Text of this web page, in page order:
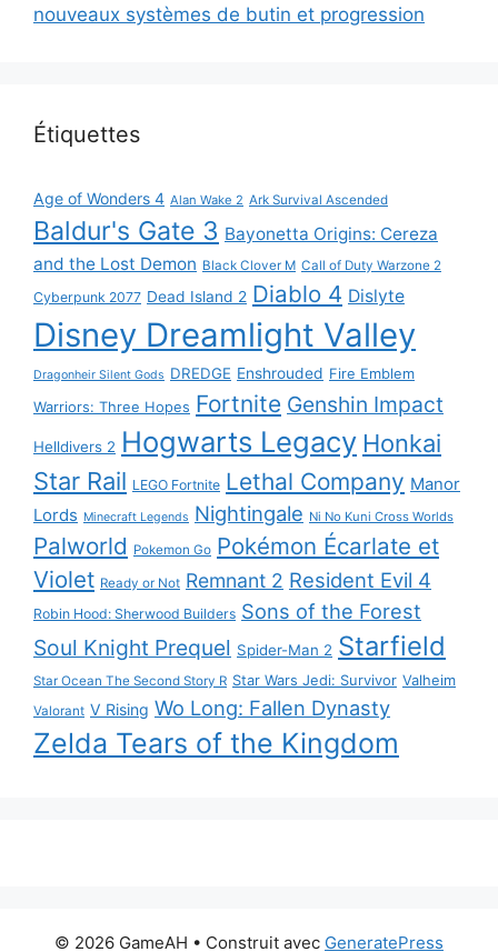
nouveaux systèmes de butin et progression
Étiquettes
Age of Wonders 4 Alan Wake 2 Ark Survival Ascended
Baldur's Gate 3 Bayonetta Origins: Cereza
and the Lost Demon Black Clover M Call of Duty Warzone 2
Cyberpunk 2077 Dead Island 2 Diablo 4 Dislyte
Disney Dreamlight Valley
Dragonheir Silent Gods DREDGE Enshrouded Fire Emblem
Warriors: Three Hopes Fortnite Genshin Impact
Helldivers 2 Hogwarts Legacy Honkai
Star Rail LEGO Fortnite Lethal Company Manor
Lords Minecraft Legends Nightingale Ni No Kuni Cross Worlds
Palworld Pokemon Go Pokémon Écarlate et
Violet Ready or Not Remnant 2 Resident Evil 4
Robin Hood: Sherwood Builders Sons of the Forest
Soul Knight Prequel Spider-Man 2 Starfield
Star Ocean The Second Story R Star Wars Jedi: Survivor Valheim
Valorant V Rising Wo Long: Fallen Dynasty
Zelda Tears of the Kingdom
© 2026 GameAH • Construit avec GeneratePress